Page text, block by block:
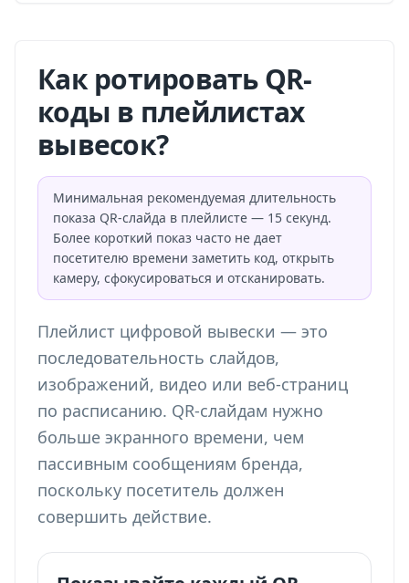
Как ротировать QR-
коды в плейлистах
вывесок?
Минимальная рекомендуемая длительность
показа QR-слайда в плейлисте — 15 секунд.
Более короткий показ часто не дает
посетителю времени заметить код, открыть
камеру, сфокусироваться и отсканировать.
Плейлист цифровой вывески — это
последовательность слайдов,
изображений, видео или веб-страниц
по расписанию. QR-слайдам нужно
больше экранного времени, чем
пассивным сообщениям бренда,
поскольку посетитель должен
совершить действие.